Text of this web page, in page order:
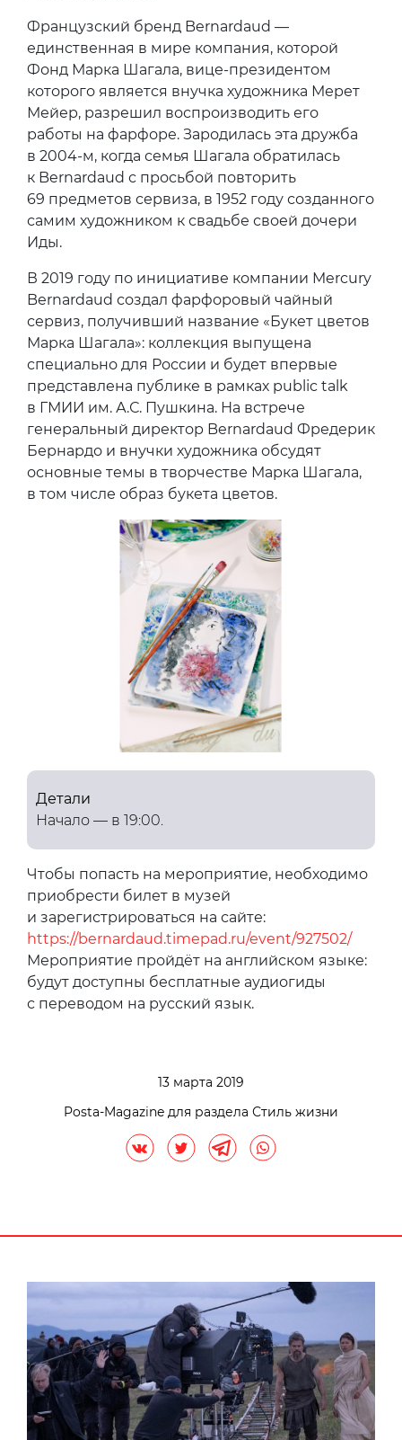
Французский бренд Bernardaud —
единственная в мире компания, которой
Фонд Марка Шагала, вице-президентом
которого является внучка художника Мерет
Мейер, разрешил воспроизводить его
работы на фарфоре. Зародилась эта дружба
в 2004-м, когда семья Шагала обратилась
к Bernardaud с просьбой повторить
69 предметов сервиза, в 1952 году созданного
самим художником к свадьбе своей дочери
Иды.
В 2019 году по инициативе компании Mercury
Bernardaud создал фарфоровый чайный
сервиз, получивший название «Букет цветов
Марка Шагала»: коллекция выпущена
специально для России и будет впервые
представлена публике в рамках public talk
в ГМИИ им. А.С. Пушкина. На встрече
генеральный директор Bernardaud Фредерик
Бернардо и внучки художника обсудят
основные темы в творчестве Марка Шагала,
в том числе образ букета цветов.
Детали
Начало — в 19:00.
Чтобы попасть на мероприятие, необходимо
приобрести билет в музей
и зарегистрироваться на сайте:
https://bernardaud.timepad.ru/event/927502/
Мероприятие пройдёт на английском языке:
будут доступны бесплатные аудиогиды
с переводом на русский язык.
13 марта 2019
Posta-Magazine для раздела Стиль жизни